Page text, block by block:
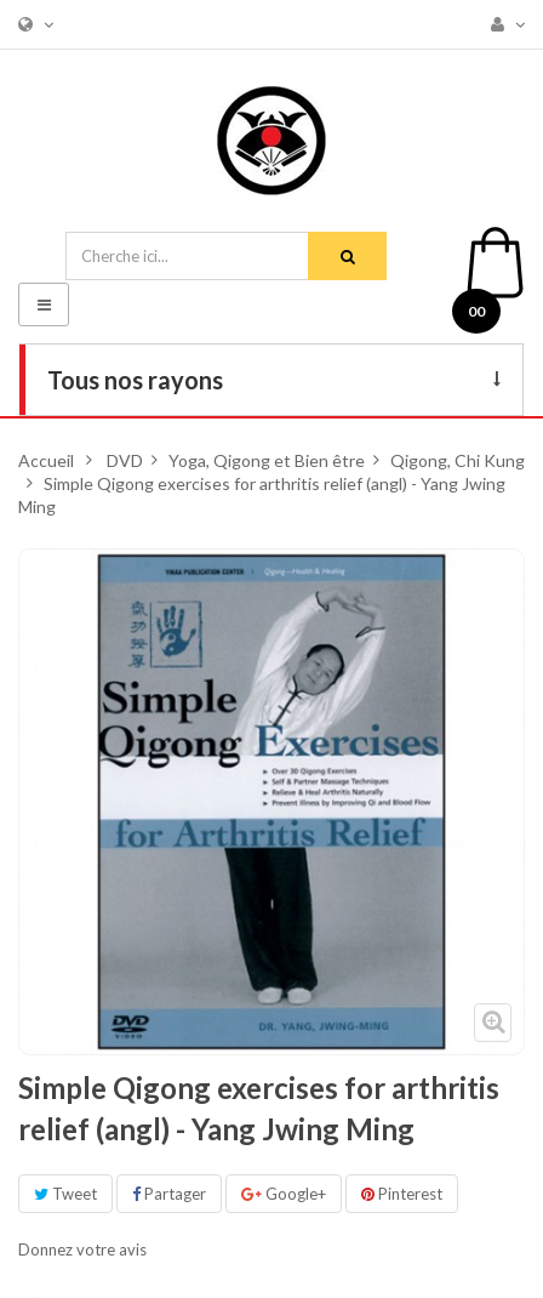
00
Tous nos rayons
DVD
Chaussures
Protections
Cible de frappe
Condition physique
Tatamis
Basculer
la
navigation
Accueil > DVD > Yoga, Qigong et Bien être > Qigong, Chi Kung
> Simple Qigong exercises for arthritis relief (angl) - Yang Jwing
Ming
Simple Qigong exercises for arthritis
relief (angl) - Yang Jwing Ming
Tweet Partager Google+ Pinterest
Donnez votre avis